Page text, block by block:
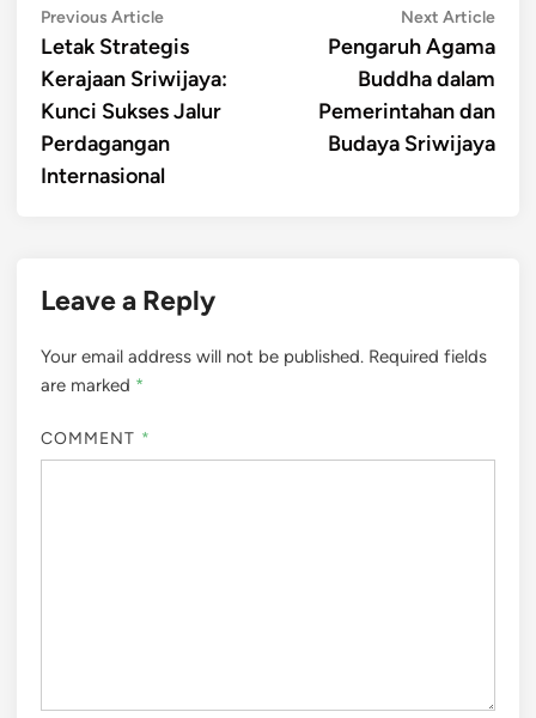
Post
navigation
Previous ArticlePrevious
article:
Letak Strategis
Kerajaan Sriwijaya:
Kunci Sukses Jalur
Perdagangan
Internasional
Next ArticleNext
Pengaruh Agama
Buddha dalam
Pemerintahan dan
Budaya Sriwijaya
Leave a Reply
Your email address will not be published. Required fields
are marked *
COMMENT *